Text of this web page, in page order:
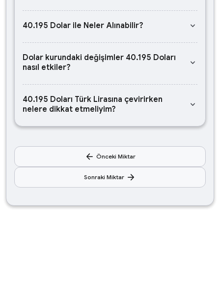
40.195 Dolar ile Neler Alınabilir? keyboard_arrow_down
Dolar kurundaki değişimler 40.195 Doları
nasıl etkiler?
keyboard_arrow_down
40.195 Doları Türk Lirasına çevirirken
nelere dikkat etmeliyim?
keyboard_arrow_down
arrow_back Önceki Miktar
Sonraki Miktar arrow_forward